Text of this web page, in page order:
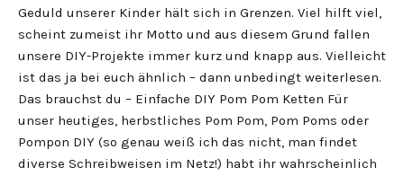
Geduld unserer Kinder hält sich in Grenzen. Viel hilft viel,
scheint zumeist ihr Motto und aus diesem Grund fallen
unsere DIY-Projekte immer kurz und knapp aus. Vielleicht
ist das ja bei euch ähnlich – dann unbedingt weiterlesen.
Das brauchst du – Einfache DIY Pom Pom Ketten Für
unser heutiges, herbstliches Pom Pom, Pom Poms oder
Pompon DIY (so genau weiß ich das nicht, man findet
diverse Schreibweisen im Netz!) habt ihr wahrscheinlich